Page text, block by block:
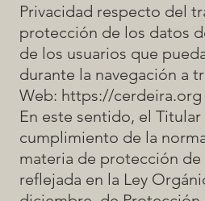
Privacidad respecto del
protección de los datos
de los usuarios que
durante la navegación a
Web: https://cerdeira.org
En este sentido, el Titular
cumplimiento de la
materia de protección de
reflejada en la Ley